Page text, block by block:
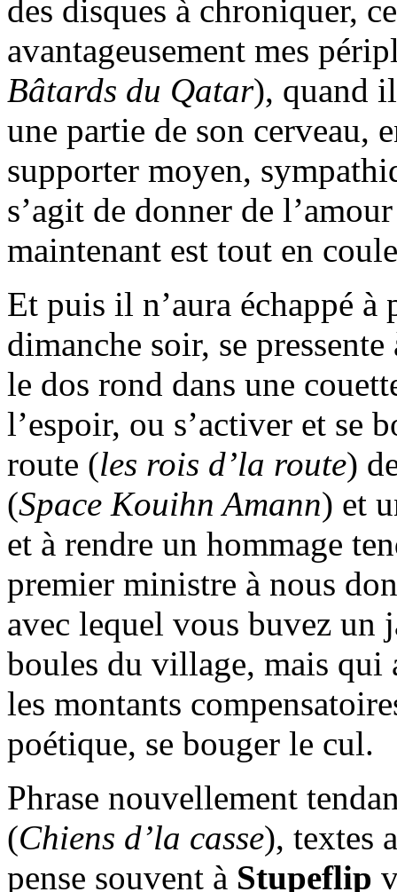
des disques à chroniquer,
avantageusement mes
Bâtards du Qatar), quand
une partie de son cerveau,
supporter moyen,
s’agit de donner de
maintenant est tout en
Et puis il n’aura échappé à
dimanche soir, se
le dos rond dans une
l’espoir, ou s’activer et se
route (les rois d’la route)
(Space Kouihn Amann) et
et à rendre un hommage
premier ministre à nous
avec lequel vous buvez un
boules du village, mais qui
les montants
poétique, se bouger le cul.
Phrase nouvellement
(Chiens d’la casse), textes
pense souvent à Stupeflip